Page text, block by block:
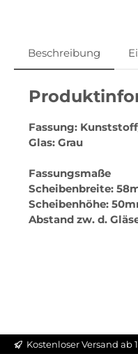
Beschreibung
Fassung:
Glas: Grau
Fassungsmaße
Scheibenbreite:
Scheibenhöhe:
Abstand zw. d.
Kostenloser Versand ab